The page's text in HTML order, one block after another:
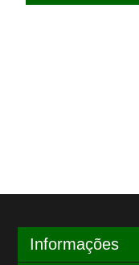
Informações